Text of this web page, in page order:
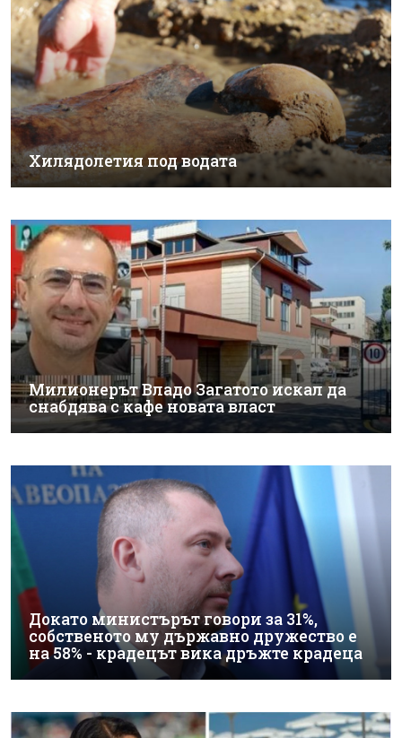
Хилядолетия под водата
Милионерът Владо Загатото искал да
снабдява с кафе новата власт
Докато министърът говори за 31%,
собственото му държавно дружество е
на 58% - крадецът вика дръжте крадеца